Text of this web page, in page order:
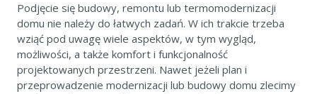
Podjęcie się budowy, remontu lub termomodernizacji
domu nie należy do łatwych zadań. W ich trakcie trzeba
wziąć pod uwagę wiele aspektów, w tym wygląd,
możliwości, a także komfort i funkcjonalność
projektowanych przestrzeni. Nawet jeżeli plan i
przeprowadzenie modernizacji lub budowy domu zlecimy